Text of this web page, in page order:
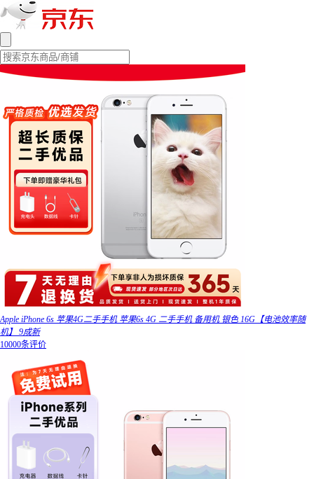
Apple iPhone 6s 苹果4G二手手机 苹果6s 4G 二手手机 备用机 银色 16G【电池效率随
机】 9成新
10000条评价